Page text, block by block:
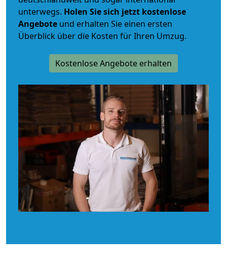
unterwegs. Holen Sie sich jetzt kostenlose
Angebote und erhalten Sie einen ersten
Überblick über die Kosten für Ihren Umzug.
Kostenlose Angebote erhalten